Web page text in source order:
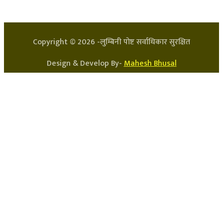
Copyright ©2026 -लुम्बिनी पोष्ट सर्वाधिकार सुरक्षित
Design & Develop By-Mahesh Bhusal